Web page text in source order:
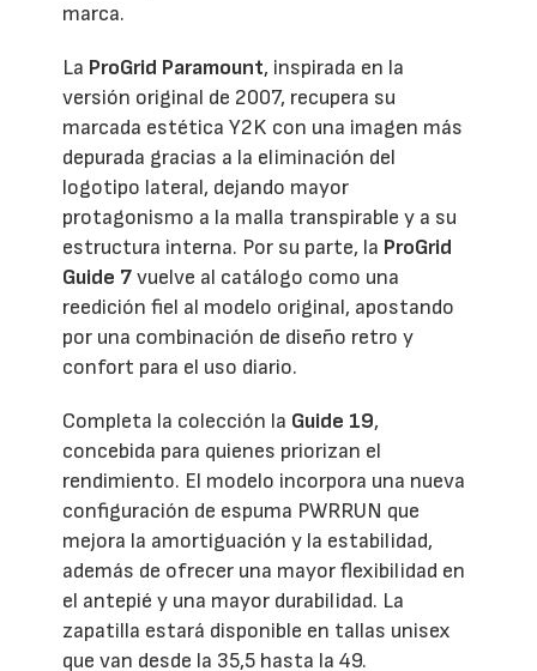
marca.
La ProGrid Paramount, inspirada en la
versión original de 2007, recupera su
marcada estética Y2K con una imagen más
depurada gracias a la eliminación del
logotipo lateral, dejando mayor
protagonismo a la malla transpirable y a su
estructura interna. Por su parte, la ProGrid
Guide 7vuelve al catálogo como una
reedición fiel al modelo original, apostando
por una combinación de diseño retro y
confort para el uso diario.
Completa la colección la Guide 19,
concebida para quienes priorizan el
rendimiento. El modelo incorpora una nueva
configuración de espuma PWRRUN que
mejora la amortiguación y la estabilidad,
además de ofrecer una mayor flexibilidad en
el antepié y una mayor durabilidad. La
zapatilla estará disponible en tallas unisex
que van desde la 35,5 hasta la 49.